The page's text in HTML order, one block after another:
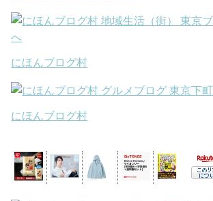
にほんブログ村
にほんブログ村